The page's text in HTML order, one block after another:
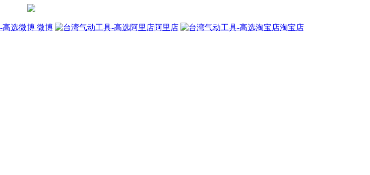
微博 阿里店
淘宝店